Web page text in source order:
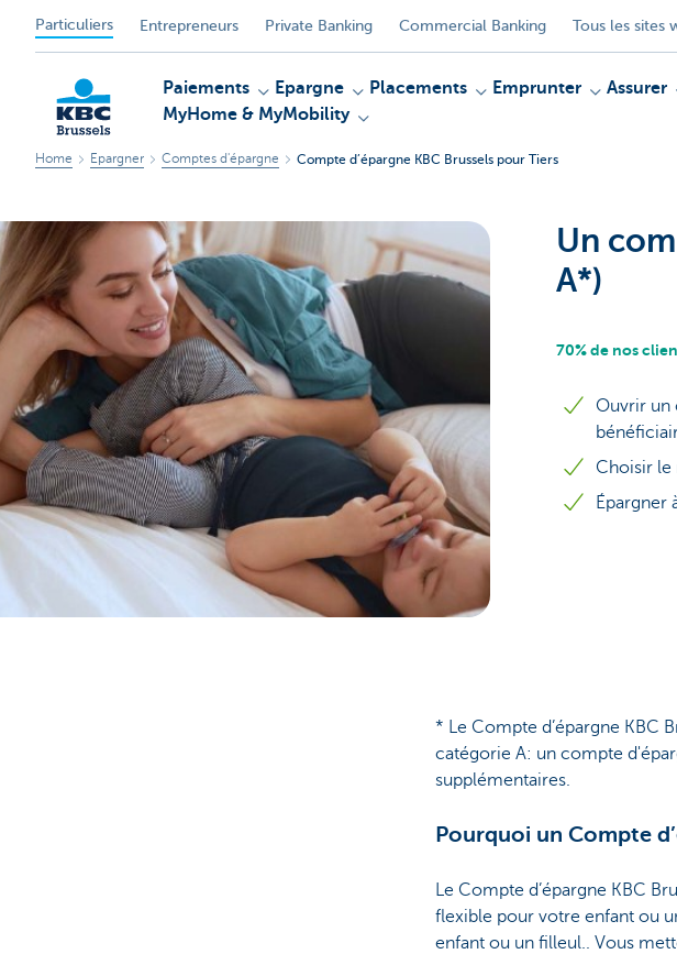
Particuliers Entrepreneurs Private Banking Commercial Banking Tous les sites
KBC
Brussels
Paiements Epargne Placements Emprunter Assurer
MyHome & MyMobility
Home Epargner Comptes d'épargne Compte d’épargne KBC Brussels pour Tiers
Un
A*)
70% de nos
Ouvrir un
Choisir le
Épargner
* Le Compte d’épargne KBC
catégorie A: un compte
supplémentaires.
Pourquoi un Compte
Le Compte d’épargne KBC
flexible pour votre enfant ou
enfant ou un filleul.. Vous